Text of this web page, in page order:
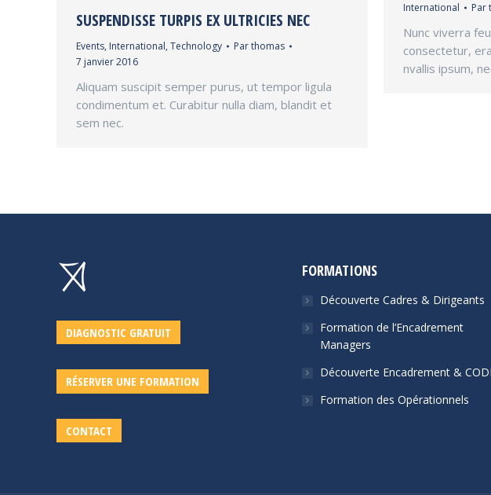
International Par
Nunc viverra
consectetur,
nvallis ipsum,
SUSPENDISSE TURPIS EX ULTRICIES NEC
Events, International, Technology Parthomas
7 janvier 2016
Aliquam suscipit semper purus, ut tempor ligula
condimentum et. Curabitur nulla diam, blandit et
sem nec.
DIAGNOSTIC GRATUIT
RÉSERVER UNE FORMATION
CONTACT
FORMATIONS
Découverte Cadres & Dirigeants
Formation de l’Encadrement
Managers
Découverte Encadrement &
Formation des Opérationnels